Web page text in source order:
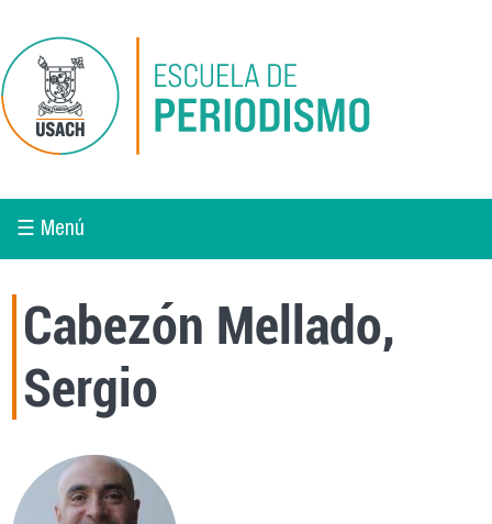
☰ Menú
Cabezón Mellado,
Sergio